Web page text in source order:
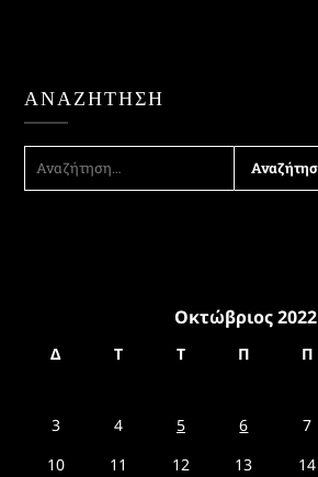
ΑΝΑΖΉΤΗΣΗ
ΑΝΑΖΉΤΗΣΗ
ΓΙΑ:
Οκτώβριος 2022
Δ Τ Τ Π Π
3
4 5 6 7
10
11 12 13 14